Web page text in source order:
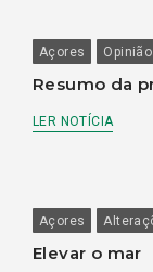
Açores Opinião
Resumo da
LER NOTÍCIA
Açores
Elevar o mar